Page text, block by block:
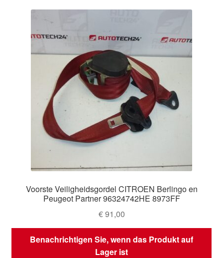
Voorste Veiligheidsgordel CITROEN Berlingo en
Peugeot Partner 96324742HE 8973FF
€91,00
Benachrichtigen Sie, wenn das Produkt auf
Lager ist